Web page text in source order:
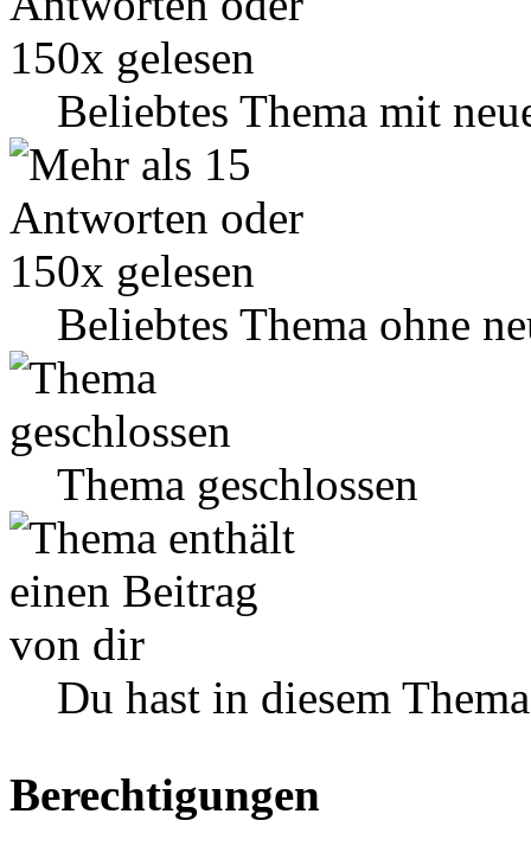
Beliebtes Thema mit
Beliebtes Thema ohne
Thema geschlossen
Du hast in diesem
Berechtigungen